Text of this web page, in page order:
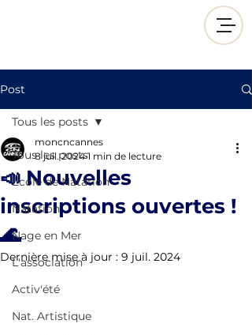
Post
Tous les posts
École de Natation
Natation
Nage en Mer
L'association
Activ'été
Nat. Artistique
Tous les posts
📣 Nouvelles
inscriptions ouvertes !
🌊
moncncannes
8 juil. 2024 1 min de lecture
Dernière mise à jour : 9 juil. 2024